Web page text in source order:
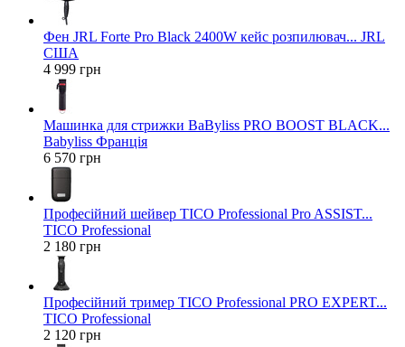
Фен JRL Forte Pro Black 2400W кейс розпилювач... JRL
США
4 999 грн
Машинка для стрижки BaByliss PRO BOOST BLACK...
Babyliss Франція
6 570 грн
Професійний шейвер TICO Professional Pro ASSIST...
TICO Professional
2 180 грн
Професійний тример TICO Professional PRO EXPERT...
TICO Professional
2 120 грн